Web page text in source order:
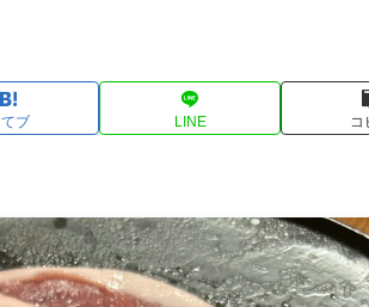
ブ LINE コ